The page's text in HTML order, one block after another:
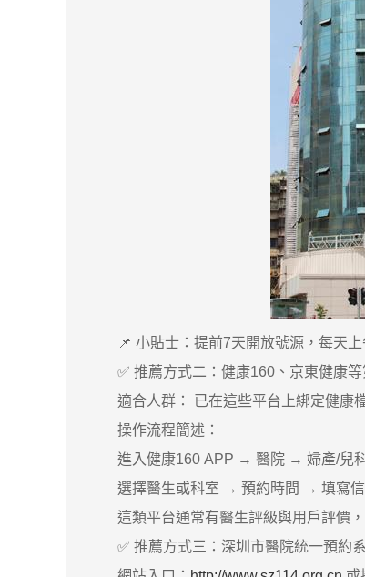
📌 小貼士：提前7天開放號源，每天上
✅ 推薦方式二：健康160、京東健康等
適合人群： 已在這些平台上綁定健康檔
操作流程簡述：
進入健康160 APP → 醫院 → 婦產/兒科
選擇醫生或科室 → 預約時間 → 填寫信
這類平台通常有醫生評級與用戶評價，
✅ 推薦方式三：深圳市醫院統一預約